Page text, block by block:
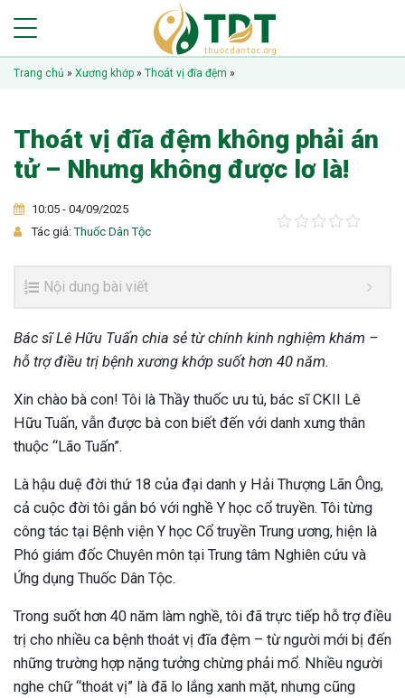
Trang chủ » Xương khớp » Thoát vị đĩa đệm »
Thoát vị đĩa đệm không phải án
tử – Nhưng không được lơ là!
10:05 - 04/09/2025
Tác giả:Thuốc Dân Tộc
Nội dung bài viết
Bác sĩ Lê Hữu Tuấn chia sẻ từ chính kinh nghiệm khám –
hỗ trợ điều trị bệnh xương khớp suốt hơn 40 năm.
Xin chào bà con! Tôi là Thầy thuốc ưu tú, bác sĩ CKII Lê
Hữu Tuấn, vẫn được bà con biết đến với danh xưng thân
thuộc “Lão Tuấn”.
Là hậu duệ đời thứ 18 của đại danh y Hải Thượng Lãn Ông,
cả cuộc đời tôi gắn bó với nghề Y học cổ truyền. Tôi từng
công tác tại Bệnh viện Y học Cổ truyền Trung ương, hiện là
Phó giám đốc Chuyên môn tại Trung tâm Nghiên cứu và
Ứng dụng Thuốc Dân Tộc.
Trong suốt hơn 40 năm làm nghề, tôi đã trực tiếp hỗ trợ điều
trị cho nhiều ca bệnh thoát vị đĩa đệm – từ người mới bị đến
những trường hợp nặng tưởng chừng phải mổ. Nhiều người
nghe chữ “thoát vị” là đã lo lắng xanh mặt, nhưng cũng